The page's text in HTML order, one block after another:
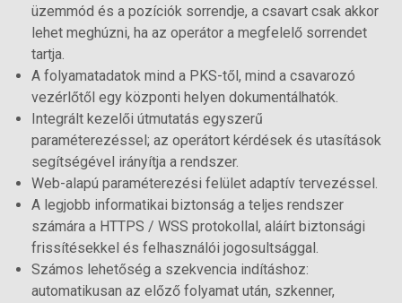
üzemmód és a pozíciók sorrendje, a csavart csak akkor
lehet meghúzni, ha az operátor a megfelelő sorrendet
tartja.
A folyamatadatok mind a PKS-től, mind a csavarozó
vezérlőtől egy központi helyen dokumentálhatók.
Integrált kezelői útmutatás egyszerű
paraméterezéssel; az operátort kérdések és utasítások
segítségével irányítja a rendszer.
Web-alapú paraméterezési felület adaptív tervezéssel.
A legjobb informatikai biztonság a teljes rendszer
számára a HTTPS / WSS protokollal, aláírt biztonsági
frissítésekkel és felhasználói jogosultsággal.
Számos lehetőség a szekvencia indításhoz:
automatikusan az előző folyamat után, szkenner,